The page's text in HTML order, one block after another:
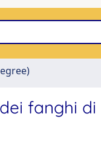
fanghi